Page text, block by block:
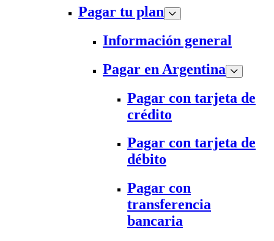
Pagar tu plan
Información general
Pagar en Argentina
Pagar con tarjeta de
crédito
Pagar con tarjeta de
débito
Pagar con
transferencia
bancaria